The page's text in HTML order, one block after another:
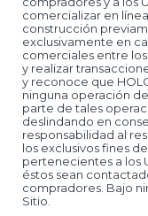
comercializar en
construcción
exclusivamente en
comerciales entre
y realizar
y reconoce que
ninguna operación
parte de tales
deslindando en
responsabilidad al
los exclusivos fines
pertenecientes a los
éstos sean
compradores. Bajo
Sitio.